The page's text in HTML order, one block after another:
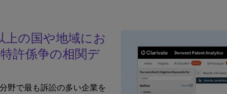
上の国や地域にお
許係争の相関デ
野で最も訴訟の多い企業を